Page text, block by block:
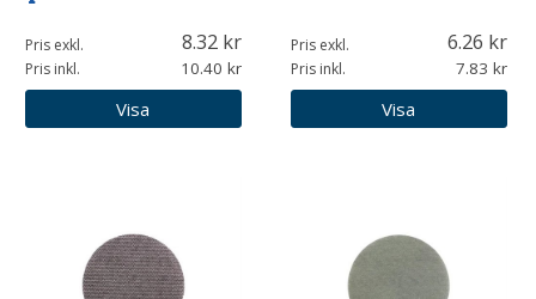
Pris exkl. 8.32
Pris inkl. 10.40
Visa
Pris exkl. 6.26
Pris inkl. 7.83
Visa